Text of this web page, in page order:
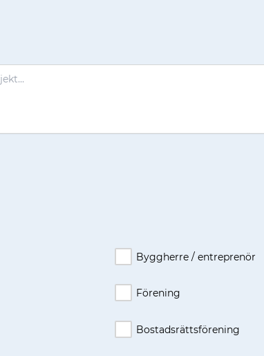
Byggherre / entreprenör
Förening
Bostadsrättsförening